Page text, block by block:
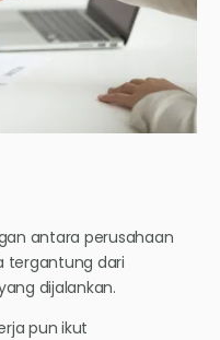
antara perusahaan
tergantung dari
dijalankan.
pun ikut